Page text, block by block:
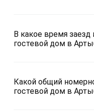
В какое время
гостевой дом в
Какой общий
гостевой дом в